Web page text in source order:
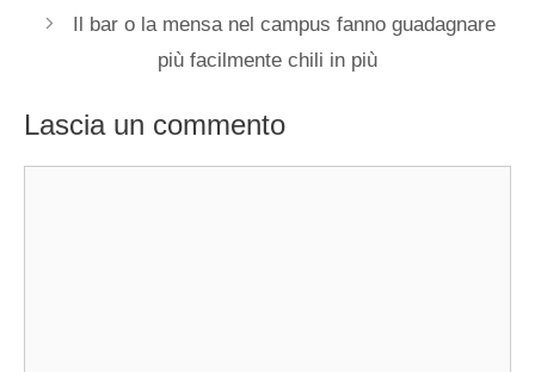
Il bar o la mensa nel campus fanno guadagnare
più facilmente chili in più
Lascia un commento